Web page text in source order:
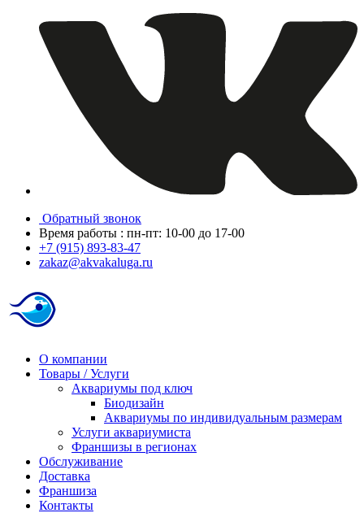
Обратный звонок
Время работы : пн-пт: 10-00 до 17-00
+7 (915) 893-83-47
zakaz@akvakaluga.ru
О компании
Товары / Услуги
Аквариумы под ключ
Биодизайн
Аквариумы по индивидуальным размерам
Услуги аквариумиста
Франшизы в регионах
Обслуживание
Доставка
Франшиза
Контакты